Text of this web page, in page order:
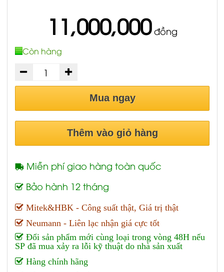
11,000,000đồng
Còn hàng
Mua ngay
Thêm vào giỏ hàng
Miễn phí giao hàng toàn quốc
Bảo hành 12 tháng
Mitek&HBK - Công suất thật, Giá trị thật
Neumann - Liên lạc nhận giá cực tốt
Đổi sản phẩm mới cùng loại trong vòng 48H nếu
SP đã mua xảy ra lỗi kỹ thuật do nhà sản xuất
Hàng chính hãng